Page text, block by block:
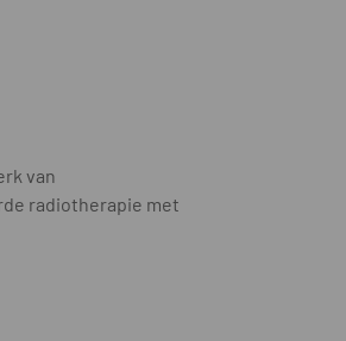
van
radiotherapie met